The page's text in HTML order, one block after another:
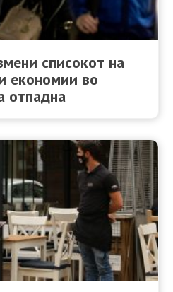
списокот на
економии во
отпадна